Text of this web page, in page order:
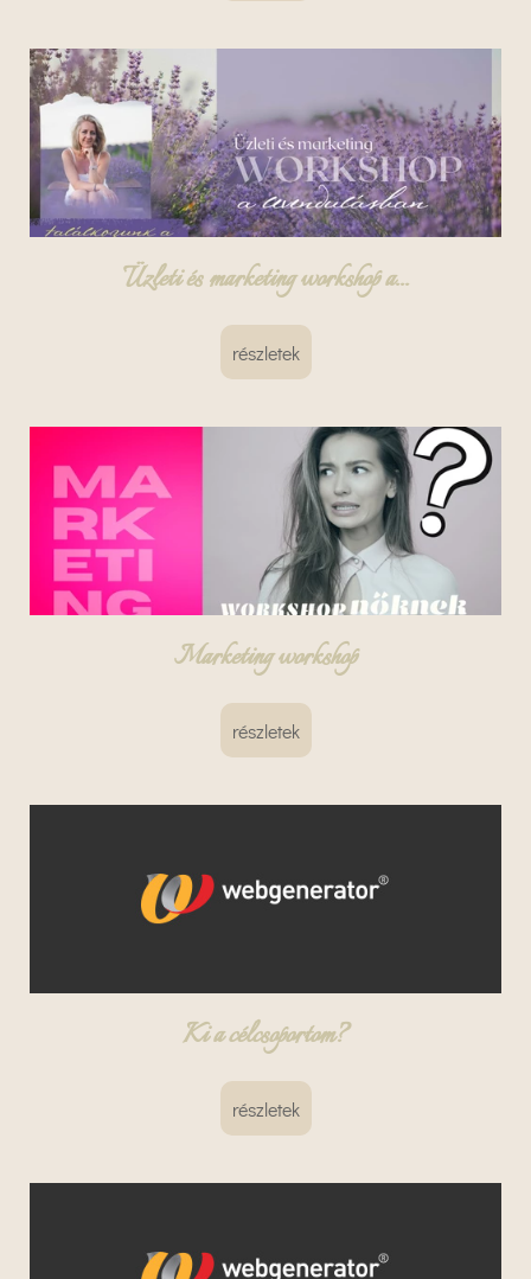
Üzleti és marketing workshop a...
részletek
Marketing workshop
részletek
Ki a célcsoportom?
részletek